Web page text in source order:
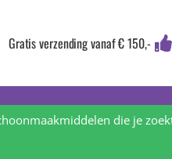
Gratis verzending vanaf € 150,-
die je